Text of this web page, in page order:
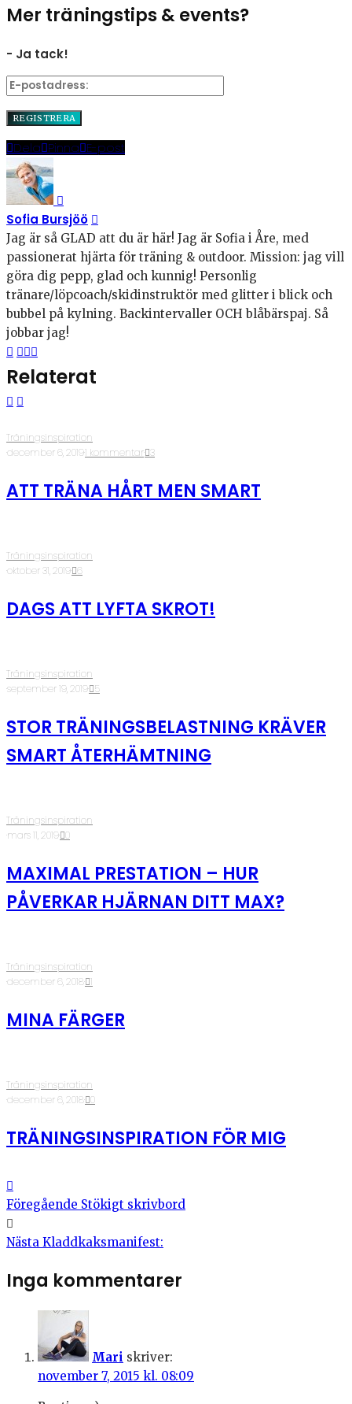
Mer träningstips & events?
- Ja tack!
Dela Pinna E-post
Sofia Bursjöö
Jag är så GLAD att du är här! Jag är Sofia i Åre, med
passionerat hjärta för träning & outdoor. Mission: jag vill
göra dig pepp, glad och kunnig! Personlig
tränare/löpcoach/skidinstruktör med glitter i blick och
bubbel på kylning. Backintervaller OCH blåbärspaj. Så
jobbar jag!
Relaterat
Träningsinspiration
·december 6, 2019·1 kommentar· 3
ATT TRÄNA HÅRT MEN SMART
Träningsinspiration
·oktober 31, 2019· 6
DAGS ATT LYFTA SKROT!
Träningsinspiration
·september 19, 2019· 5
STOR TRÄNINGSBELASTNING KRÄVER
SMART ÅTERHÄMTNING
Träningsinspiration
·mars 11, 2019· 0
MAXIMAL PRESTATION – HUR
PÅVERKAR HJÄRNAN DITT MAX?
Träningsinspiration
·december 6, 2018· 1
MINA FÄRGER
Träningsinspiration
·december 6, 2018· 0
TRÄNINGSINSPIRATION FÖR MIG
Föregående Stökigt skrivbord
Nästa Kladdkaksmanifest:
Inga kommentarer
Mari skriver:
november 7, 2015 kl. 08:09